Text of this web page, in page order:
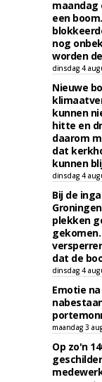
een
nog
worden
dinsdag 4
Nieuwe
kunnen
hitte en
daarom
dat
kunnen
dinsdag 4
Bij de
plekken
dat de
dinsdag 4
Emotie
maandag 3
Op zo'n